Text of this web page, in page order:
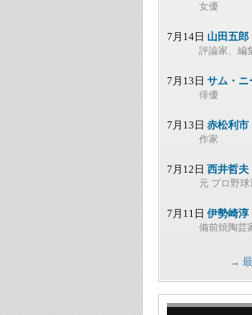
女優
7月14日 山田五郎
評論家、編
7月13日 サム・ニ
俳優
7月13日 赤松利市
作家
7月12日 西井哲夫
元 プロ野球
7月11日 伊勢崎淳
備前焼陶芸
→